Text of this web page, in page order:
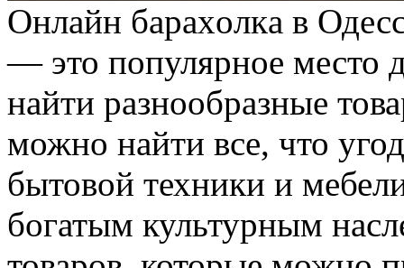
Oнлaйн бaрaxoлкa в
— это популярное место
найти разнообразные
можно найти все, что
бытовой техники и
богатым культурным